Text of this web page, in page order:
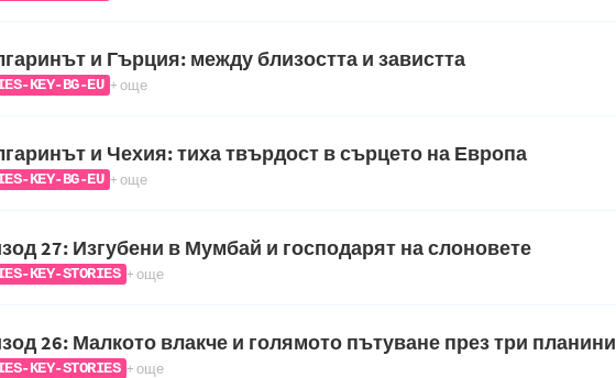
и Гърция: между близостта и завистта
KEY-BG-EU + още
и Чехия: тиха твърдост в сърцето на Европа
KEY-BG-EU + още
27: Изгубени в Мумбай и господарят на слоновете
KEY-STORIES + още
26: Малкото влакче и голямото пътуване през три планини
KEY-STORIES + още